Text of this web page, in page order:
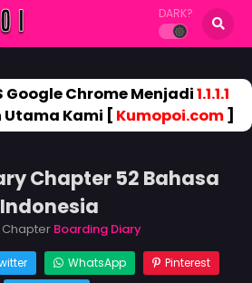
DARK?
Google Chrome Menjadi1.1.1.1
Kami [ Kumopoi.com]
Chapter 52 Bahasa
Indonesia
Boarding Diary
WhatsApp
Pinterest